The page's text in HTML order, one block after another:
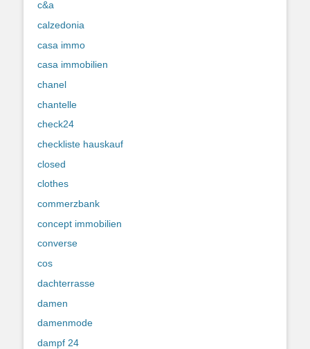
c&a
calzedonia
casa immo
casa immobilien
chanel
chantelle
check24
checkliste hauskauf
closed
clothes
commerzbank
concept immobilien
converse
cos
dachterrasse
damen
damenmode
dampf 24